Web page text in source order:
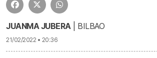
JUANMA JUBERA| BILBAO
21/02/2022 • 20:36